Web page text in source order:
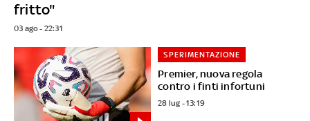
fritto"
03 ago - 22:31
Premier, nuova regola
contro i finti infortuni
SPERIMENTAZIONE
28 lug - 13:19